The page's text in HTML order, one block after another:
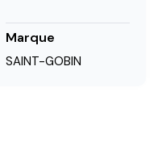
Marque
SAINT-GOBIN